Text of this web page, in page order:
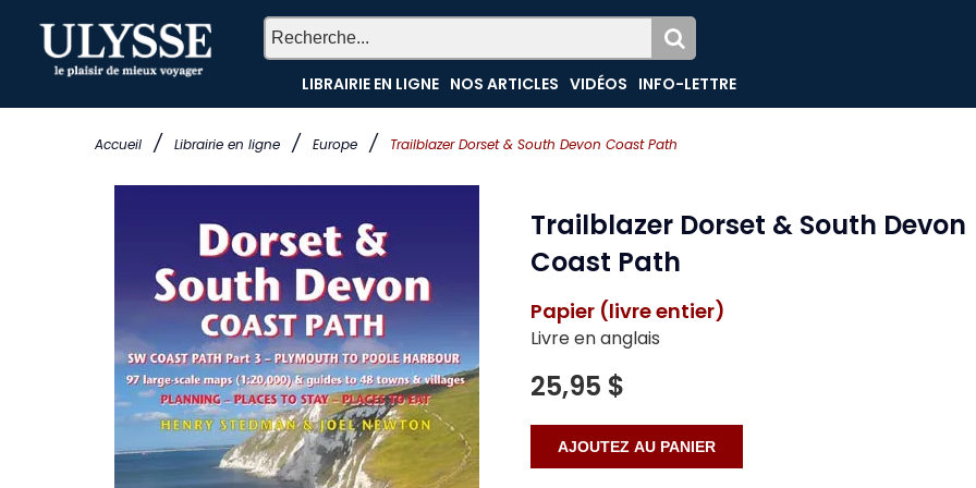
Accueil / Librairie en ligne / Europe / Trailblazer Dorset & South Devon Coast Path
LIBRAIRIE EN LIGNE NOS ARTICLES VIDÉOS INFO-LETTRE
Trailblazer Dorset & South Devon
Coast Path
Papier (livre entier)
Livre en anglais
25,95 $